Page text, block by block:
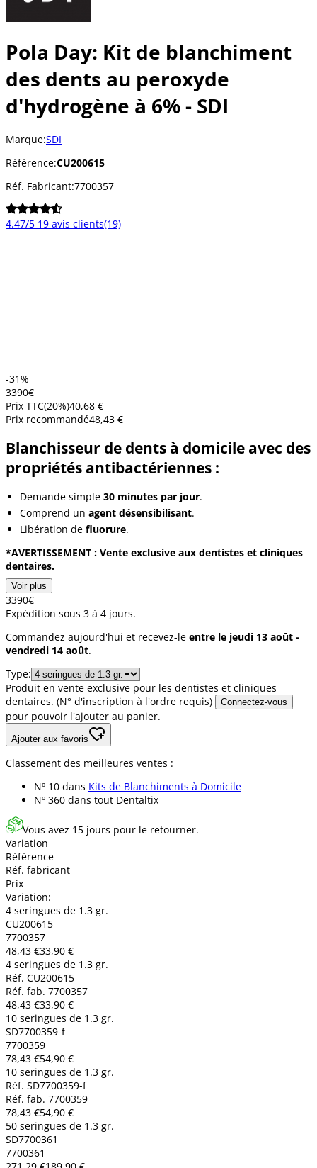
Pola Day: Kit de blanchiment
des dents au peroxyde
d'hydrogène à 6% - SDI
Marque:SDI
Référence:CU200615
Réf. Fabricant:7700357
4.47/5 19 avis clients(19)
-31%
3390€
Prix TTC(20%)40,68 €
Prix recommandé48,43 €
Blanchisseur de dents à domicile avec des
propriétés antibactériennes :
Demande simple 30 minutes par jour.
Comprend un agent désensibilisant.
Libération de fluorure.
*AVERTISSEMENT : Vente exclusive aux dentistes et cliniques
dentaires.
Voir plus
3390€
Expédition sous 3 à 4 jours.
Commandez aujourd'hui et recevez-le entre le jeudi 13 août -
vendredi 14 août.
Type:
Produit en vente exclusive pour les dentistes et cliniques
dentaires. (N° d'inscription à l'ordre requis)
Connectez-vous
pour pouvoir l'ajouter au panier.
Ajouter aux favoris
Classement des meilleures ventes :
Nº 10 dans Kits de Blanchiments à Domicile
Nº 360 dans tout Dentaltix
Vous avez 15 jours pour le retourner.
Variation
Référence
Réf. fabricant
Prix
Variation:
4 seringues de 1.3 gr.
CU200615
7700357
48,43 €33,90 €
4 seringues de 1.3 gr.
Réf. CU200615
Réf. fab. 7700357
48,43 €33,90 €
10 seringues de 1.3 gr.
SD7700359-f
7700359
78,43 €54,90 €
10 seringues de 1.3 gr.
Réf. SD7700359-f
Réf. fab. 7700359
78,43 €54,90 €
50 seringues de 1.3 gr.
SD7700361
7700361